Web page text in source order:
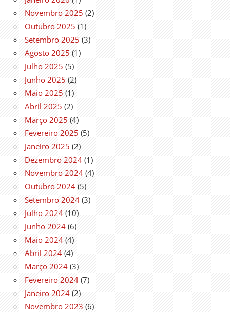
Novembro 2025 (2)
Outubro 2025 (1)
Setembro 2025 (3)
Agosto 2025 (1)
Julho 2025 (5)
Junho 2025 (2)
Maio 2025 (1)
Abril 2025 (2)
Março 2025 (4)
Fevereiro 2025 (5)
Janeiro 2025 (2)
Dezembro 2024 (1)
Novembro 2024 (4)
Outubro 2024 (5)
Setembro 2024 (3)
Julho 2024 (10)
Junho 2024 (6)
Maio 2024 (4)
Abril 2024 (4)
Março 2024 (3)
Fevereiro 2024 (7)
Janeiro 2024 (2)
Novembro 2023 (6)